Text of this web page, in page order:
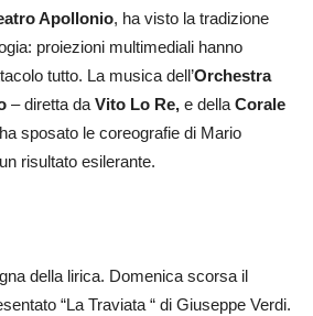
Apollonio, ha visto la tradizione
proiezioni multimediali hanno
tutto. La musica dell’Orchestra
– diretta da Vito Lo Re, e della Corale
sposato le coreografie di Mario
risultato esilerante.
della lirica. Domenica scorsa il
“La Traviata “ di Giuseppe Verdi.